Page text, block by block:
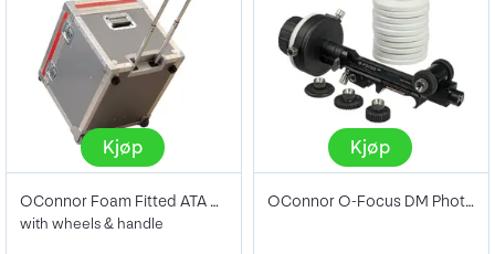
Kjøp
OConnor Foam Fitted ATA Case
with wheels & handle
Kjøp
OConnor O-Focus DM Photo Lens Pro Kit